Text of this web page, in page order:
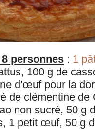
personnes : 1
100 g de
d'œuf pour la
de clémentine de
non sucré, 50 g
1 petit œuf, 50 g